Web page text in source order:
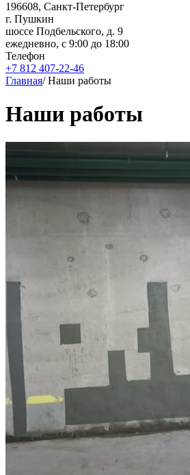
196608, Санкт-Петербург
г. Пушкин
шоссе Подбельского, д. 9
ежедневно, с 9:00 до 18:00
Телефон
+7 812 407-22-46
Главная/ Наши работы
Наши работы